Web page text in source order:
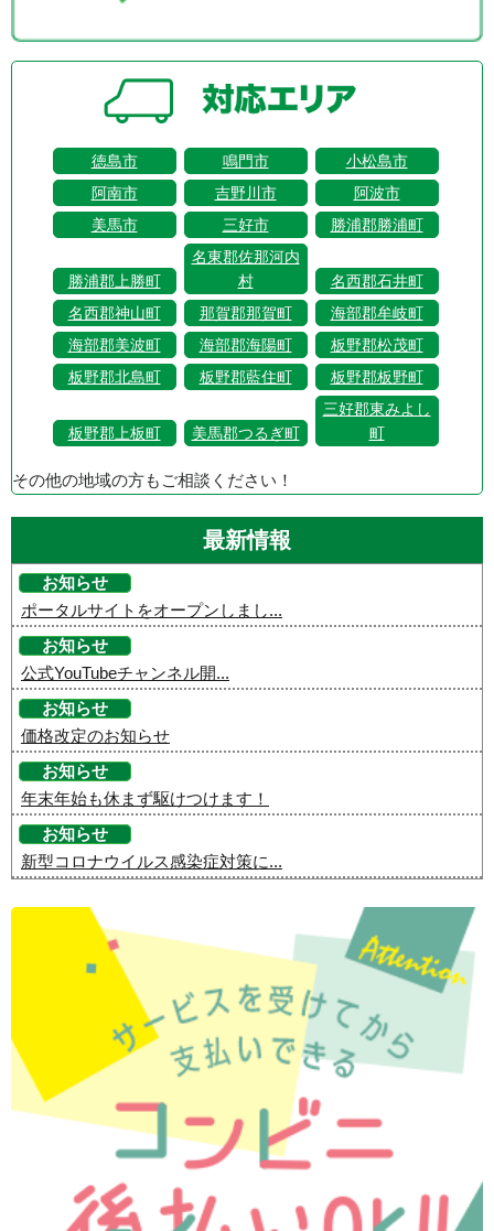
徳島市 鳴門市
小松島市
阿南市
吉野川市
阿波市
美馬市
三好市 勝浦郡勝浦町
勝浦郡上勝町
名東郡佐那河内
村
名西郡石井町
名西郡神山町
那賀郡那賀町
海部郡牟岐町
海部郡美波町
海部郡海陽町
板野郡松茂町
板野郡北島町
板野郡藍住町 板野郡板野町
板野郡上板町 美馬郡つるぎ町
三好郡東みよし
町
その他の地域の方もご相談ください！
最新情報
お知らせ
ポータルサイトをオープンしまし...
お知らせ
公式YouTubeチャンネル開...
お知らせ
価格改定のお知らせ
お知らせ
年末年始も休まず駆けつけます！
お知らせ
新型コロナウイルス感染症対策に...